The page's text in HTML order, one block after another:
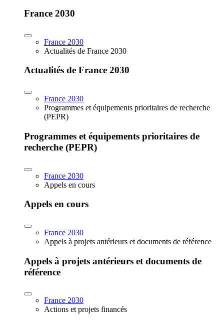
France 2030
France 2030
Actualités de France 2030
Actualités de France 2030
France 2030
Programmes et équipements prioritaires de recherche
(PEPR)
Programmes et équipements prioritaires de
recherche (PEPR)
France 2030
Appels en cours
Appels en cours
France 2030
Appels à projets antérieurs et documents de référence
Appels à projets antérieurs et documents de
référence
France 2030
Actions et projets financés